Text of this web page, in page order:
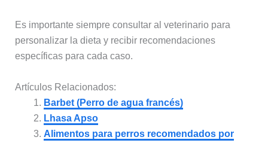
Es importante siempre consultar al veterinario para
personalizar la dieta y recibir recomendaciones
específicas para cada caso.
Artículos Relacionados:
Barbet (Perro de agua francés)
Lhasa Apso
Alimentos para perros recomendados por